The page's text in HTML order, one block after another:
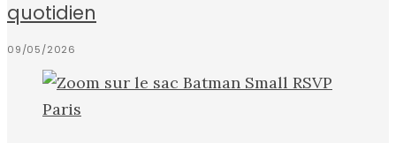
quotidien
09/05/2026